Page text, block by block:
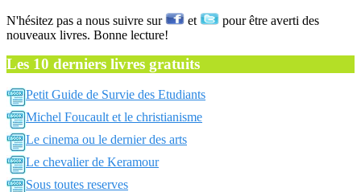
N'hésitez pas a nous suivre sur et
pour être averti des
nouveaux livres. Bonne lecture!
Les 10 derniers livres gratuits
Petit Guide de Survie des Etudiants
Michel Foucault et le christianisme
Le cinema ou le dernier des arts
Le chevalier de Keramour
Sous toutes reserves